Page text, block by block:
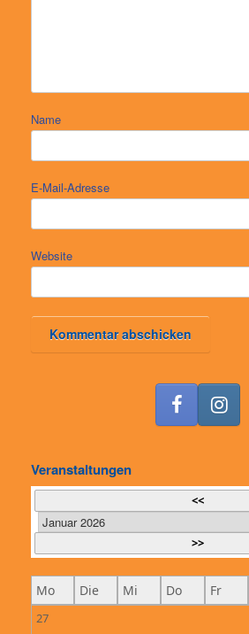
Name
E-Mail-Adresse
Website
Veranstaltungen
<<
>>
Mo Die Mi Do Fr
27